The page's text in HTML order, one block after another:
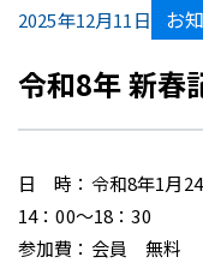
2025年12月11日 お
令和8年 新春
日 時：令和8年1月24
14：00～18：30
参加費：会員 無料